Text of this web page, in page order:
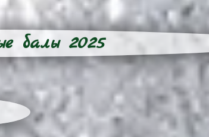
балы 2025